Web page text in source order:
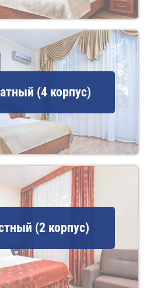
(4 корпус)
(2 корпус)